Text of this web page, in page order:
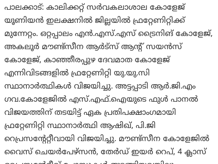
പാലക്കാട്: കാലിക്കറ്റ് സർവകലാശാല കോളേജ്
യൂണിയൻ ഇലക്ഷനിൽ ജില്ലയിൽ ഫ്രറ്റേണിറ്റിക്ക്
മുന്നേറ്റം. ഒറ്റപ്പാലം എൻ.എസ്.എസ് ട്രൈനിങ് കോളേജ്,
അകലൂർ മൗണ്ട്സീന ആർട്സ് ആന്റ് സയൻസ്
കോളേജ്, കാഞ്ഞീരപ്പുഴ ദേവമാത കോളേജ്
എന്നിവിടങ്ങളിൽ ഫ്രറ്റേണിറ്റി യു.യു.സി
സ്ഥാനാർത്ഥികൾ വിജയിച്ചു. അട്ടപ്പാടി ആർ.ജി.എം
ഗവ.കോളേജിൽ എസ്.എഫ്.ഐയുടെ ഫുൾ പാനൽ
വിജയത്തിന് തടയിട്ട് ഏക പ്രതിപക്ഷാംഗമായി
ഫ്രറ്റേണിറ്റി സ്ഥാനാർത്ഥി ആഷിഖ്, പി.ജി
റെപ്രസന്റേറ്റീവായി വിജയിച്ചു. മൗണ്ട്സീന കോളേജിൽ
വൈസ് ചെയർപേഴ്സൻ, തേർഡ് ഇയർ റെപ്, 4 ക്ലാസ്